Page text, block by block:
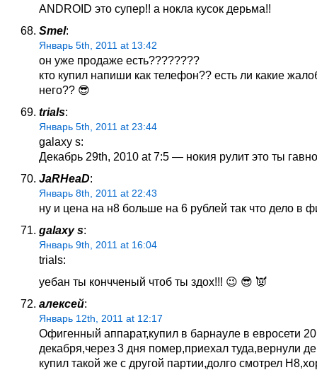
ANDROID это супер!! а нокла кусок дерьма!!
Smel:
Январь 5th, 2011 at 13:42
он уже продаже есть????????
кто купил напиши как телефон?? есть ли какие
него?? 😎
trials:
Январь 5th, 2011 at 23:44
galaxy s:
Декабрь 29th, 2010 at 7:5 — нокия рулит это ты
JaRHeaD:
Январь 8th, 2011 at 22:43
ну и цена на н8 больше на 6 рублей так что дело в
galaxy s:
Январь 9th, 2011 at 16:04
trials:
уебан ты кончченый чтоб ты здох!!! 😉 😎 👿
алексей:
Январь 12th, 2011 at 12:17
Офигенный аппарат,купил в барнауле в евросети 20
декабря,через 3 дня помер,приехал туда,вернули
купил такой же с другой партии,долго смотрел